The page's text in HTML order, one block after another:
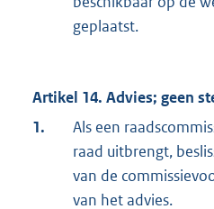
geplaatst.
Artikel 14. Advies; geen
1.
Als een
raad uitbrengt,
van de
van het advies.